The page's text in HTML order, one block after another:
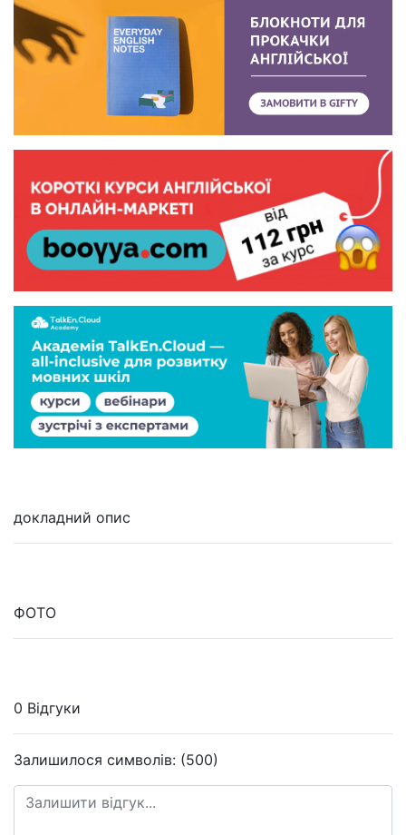
докладний опис
ФОТО
0 Відгуки
Залишилося символів: (500)